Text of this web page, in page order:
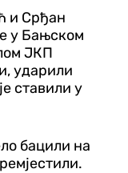
и Срђан
у Бањском
ЈКП
ударили
ставили у
бацили на